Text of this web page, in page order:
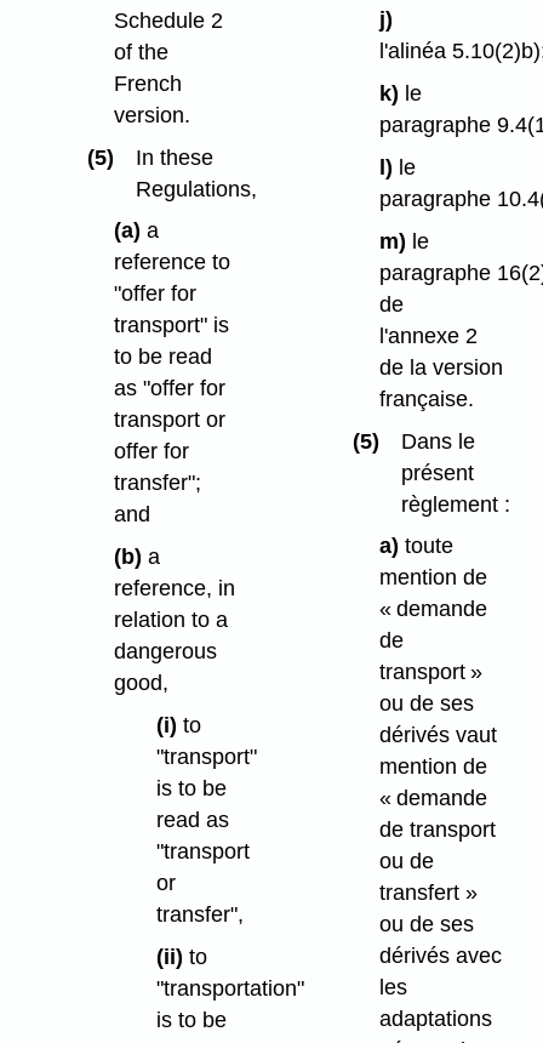
Schedule 2
of the
French
version.
(5)
In these
Regulations,
(a) a
reference to
"offer for
transport" is
to be read
as "offer for
transport or
offer for
transfer";
and
(b) a
reference, in
relation to a
dangerous
good,
(i) to
"transport"
is to be
read as
"transport
or
transfer",
(ii) to
"transportation"
is to be
j)
l'alinéa
k) le
paragraphe
l) le
paragraphe
m) le
paragraphe
de
l'annexe 2
de la version
française.
(5)
Dans le
présent
règlement :
a) toute
mention de
« demande
de
transport »
ou de ses
dérivés vaut
mention de
« demande
de transport
ou de
transfert »
ou de ses
dérivés avec
les
adaptations